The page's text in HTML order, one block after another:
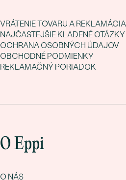
VRÁTENIE TOVARU A REKLAMÁCIA
NAJČASTEJŠIE KLADENÉ OTÁZKY
OCHRANA OSOBNÝCH ÚDAJOV
OBCHODNÉ PODMIENKY
REKLAMAČNÝ PORIADOK
O Eppi
O NÁS